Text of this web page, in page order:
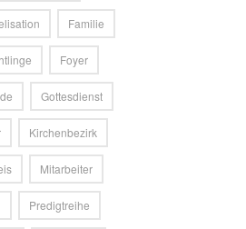
Familie
Foyer
Gottesdienst
Kirchenbezirk
Mitarbeiter
Predigtreihe